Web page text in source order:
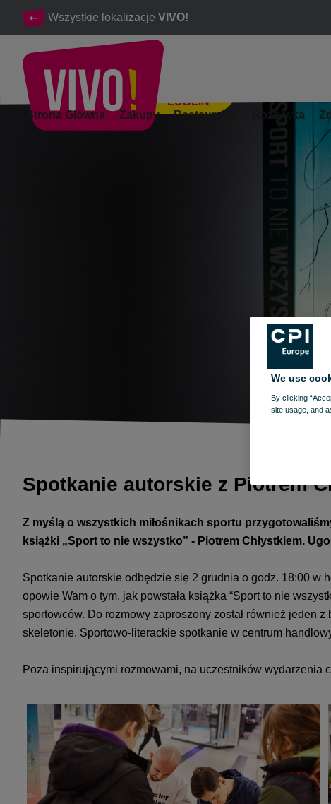
Wszystkie lokalizacje VIVO!
LUBLIN
Strona Główna Zakupy Restauracje Rozrywka
Spotkanie autorskie z Piotrem Chłystkiem
Spotkanie autorskie z Piotrem
Z myślą o wszystkich miłośnikach sportu
książki „Sport to nie wszystko” - Piotrem Chłystkiem.
Spotkanie autorskie odbędzie się 2 grudnia o godz. 18:00 w
opowie Wam o tym, jak powstała książka “Sport to nie
sportowców. Do rozmowy zaproszony został również jeden
skeletonie. Sportowo-literackie spotkanie w centrum
Poza inspirującymi rozmowami, na uczestników
We use
By clicking
site usage, and